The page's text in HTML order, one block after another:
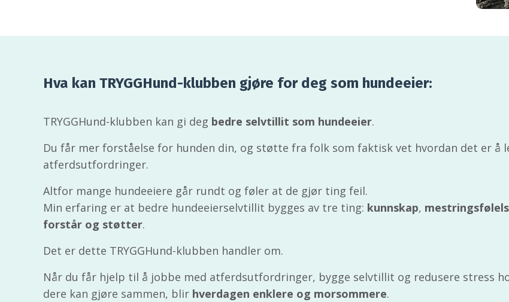
Hva kan TRYGGHund-klubben gjøre for deg som hundeeier:
TRYGGHund-klubben kan gi deg bedre selvtillit som hundeeier.
Du får mer forståelse for hunden din, og støtte fra folk som faktisk vet hvordan det er å
atferdsutfordringer.
Altfor mange hundeeiere går rundt og føler at de gjør ting feil.
Min erfaring er at bedre hundeeierselvtillit bygges av tre ting: kunnskap,
forstår og støtter.
Det er dette TRYGGHund-klubben handler om.
Når du får hjelp til å jobbe med atferdsutfordringer, bygge selvtillit og redusere stress
dere kan gjøre sammen, blir hverdagen enklere og morsommere.